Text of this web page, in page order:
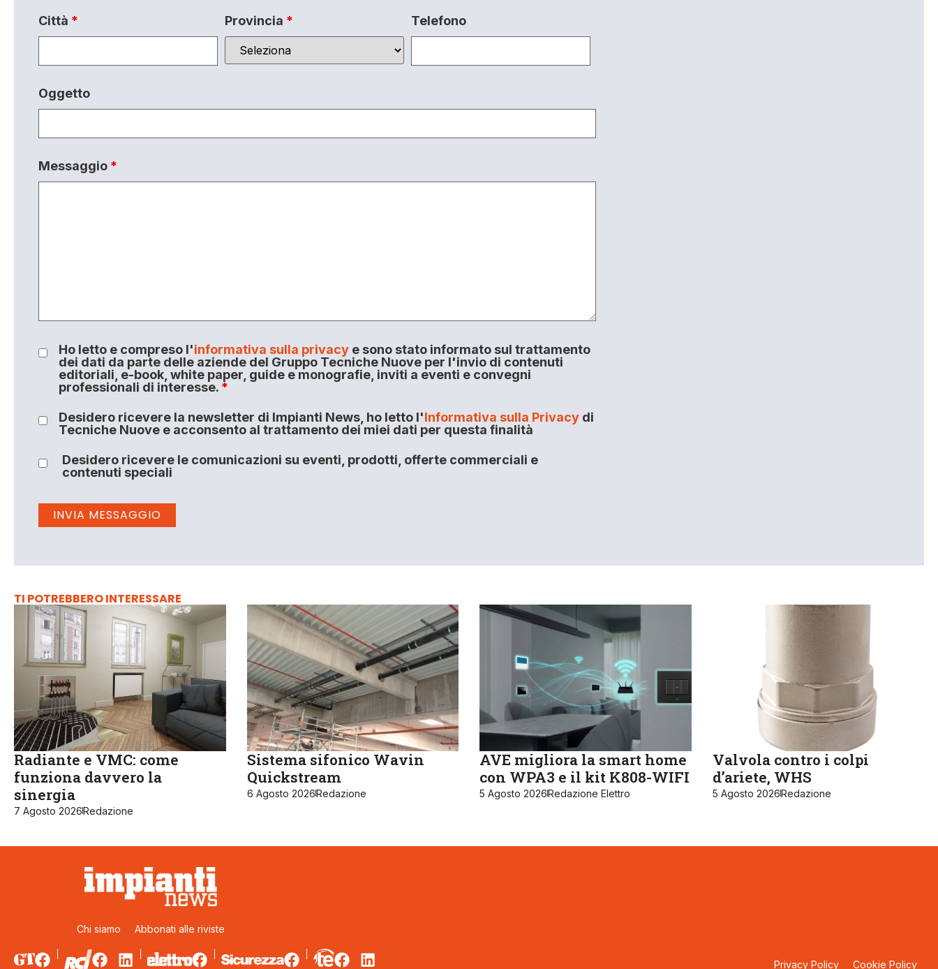
Città * Provincia * Telefono
Oggetto
Messaggio *
Ho letto e compreso l'informativa sulla privacye sono stato informato sul trattamento
dei dati da parte delle aziende del Gruppo Tecniche Nuove per l'invio di contenuti
editoriali, e-book, white paper, guide e monografie, inviti a eventi e convegni
professionali di interesse. *
Desidero ricevere la newsletter di Impianti News, ho letto l'Informativa sulla Privacydi
Tecniche Nuove e acconsento al trattamento dei miei dati per questa finalità
Desidero ricevere le comunicazioni su eventi, prodotti, offerte commerciali e
contenuti speciali
TI POTREBBERO INTERESSARE
Radiante e VMC: come
funziona davvero la
sinergia
7 Agosto 2026Redazione
Sistema sifonico Wavin
Quickstream
6 Agosto 2026Redazione
AVE migliora la smart home
con WPA3 e il kit K808-WIFI
5 Agosto 2026Redazione Elettro
Valvola contro i colpi
d’ariete, WHS
5 Agosto 2026Redazione
Chi siamo Abbonati alle riviste
Privacy Policy Cookie Policy